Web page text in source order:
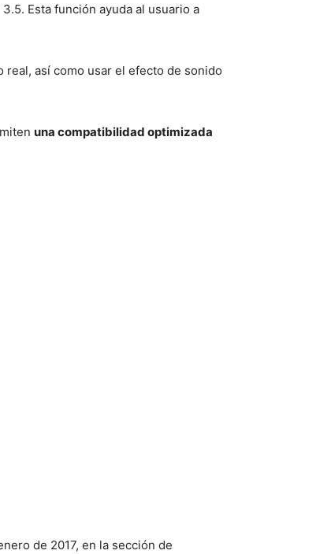
Esta función ayuda al usuario a
así como usar el efecto de sonido
una compatibilidad optimizada
de 2017, en la sección de